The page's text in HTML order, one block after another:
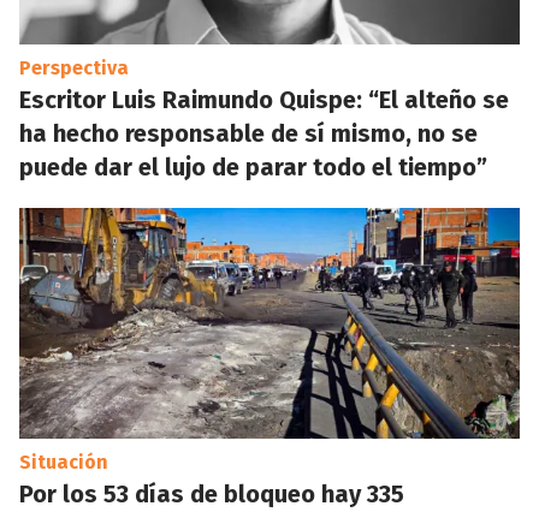
Perspectiva
Escritor Luis Raimundo Quispe: “El alteño se
ha hecho responsable de sí mismo, no se
puede dar el lujo de parar todo el tiempo”
Situación
Por los 53 días de bloqueo hay 335